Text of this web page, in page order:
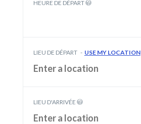
HEURE DE DÉPART
LIEU DE DÉPART - USE MY LOCATION
LIEU D'ARRIVÉE